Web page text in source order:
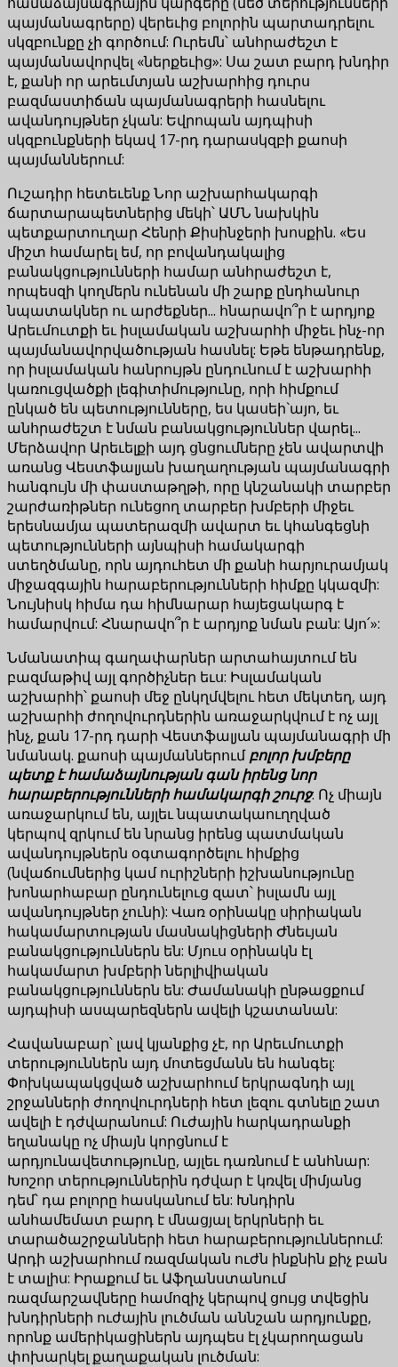
պայմանագրերը) վերեւից բոլորին պարտադրելու
սկզբունքը չի գործում: Ուրեմն՝ անհրաժեշտ է
պայմանավորվել «ներքեւից»: Սա շատ բարդ խնդիր
է, քանի որ արեւմտյան աշխարհից դուրս
բազմաստիճան պայմանագրերի հասնելու
ավանդույթներ չկան: Եվրոպան այդպիսի
սկզբունքների եկավ 17-րդ դարասկզբի քաոսի
պայմաններում:
Ուշադիր հետեւենք Նոր աշխարհակարգի
ճարտարապետներից մեկի՝ ԱՄՆ նախկին
պետքարտուղար Հենրի Քիսինջերի խոսքին. «Ես
միշտ համարել եմ, որ բովանդակալից
բանակցությունների համար անհրաժեշտ է,
որպեսզի կողմերն ունենան մի շարք ընդհանուր
նպատակներ ու արժեքներ... հնարավո՞ր է արդյոք
Արեւմուտքի եւ իսլամական աշխարհի միջեւ ինչ-որ
պայմանավորվածության հասնել: Եթե ենթադրենք,
որ իսլամական հանրույթն ընդունում է աշխարհի
կառուցվածքի լեգիտիմությունը, որի հիմքում
ընկած են պետությունները, ես կասեի`այո, եւ
անհրաժեշտ է նման բանակցություններ վարել...
Մերձավոր Արեւելքի այդ ցնցումները չեն ավարտվի
առանց Վեստֆալյան խաղաղության պայմանագրի
հանգույն մի փաստաթղթի, որը կնշանակի տարբեր
շարժառիթներ ունեցող տարբեր խմբերի միջեւ
երեսնամյա պատերազմի ավարտ եւ կհանգեցնի
պետությունների այնպիսի համակարգի
ստեղծմանը, որն այդուհետ մի քանի հարյուրամյակ
միջազգային հարաբերությունների հիմքը կկազմի:
Նույնիսկ հիմա դա հիմնարար հայեցակարգ է
համարվում: Հնարավո՞ր է արդյոք նման բան: Այո՛»:
Նմանատիպ գաղափարներ արտահայտում են
բազմաթիվ այլ գործիչներ եւս: Իսլամական
աշխարհի՝ քաոսի մեջ ընկղմվելու հետ մեկտեղ, այդ
աշխարհի ժողովուրդներին առաջարկվում է ոչ այլ
ինչ, քան 17-րդ դարի Վեստֆալյան պայմանագրի մի
նմանակ. քաոսի պայմաններումբոլոր խմբերը
պետք է համաձայնության գան իրենց նոր
հարաբերությունների համակարգի շուրջ: Ոչ միայն
առաջարկում են, այլեւ նպատակաուղղված
կերպով զրկում են նրանց իրենց պատմական
ավանդույթներն օգտագործելու հիմքից
(նվաճումներից կամ ուրիշների իշխանությունը
խոնարհաբար ընդունելուց զատ՝ իսլամն այլ
ավանդույթներ չունի): Վառ օրինակը սիրիական
հակամարտության մասնակիցների Ժնեւյան
բանակցություններն են: Մյուս օրինակն էլ
հակամարտ խմբերի ներլիվիական
բանակցություններն են: Ժամանակի ընթացքում
այդպիսի ասպարեզներն ավելի կշատանան:
Հավանաբար՝ լավ կյանքից չէ, որ Արեւմուտքի
տերություններն այդ մոտեցմանն են հանգել:
Փոխկապակցված աշխարհում երկրագնդի այլ
շրջանների ժողովուրդների հետ լեզու գտնելը շատ
ավելի է դժվարանում: Ուժային հարկադրանքի
եղանակը ոչ միայն կորցնում է
արդյունավետությունը, այլեւ դառնում է անհնար:
Խոշոր տերություններին դժվար է կռվել միմյանց
դեմ՝ դա բոլորը հասկանում են: Խնդիրն
անհամեմատ բարդ է մնացյալ երկրների եւ
տարածաշրջանների հետ հարաբերություններում:
Արդի աշխարհում ռազմական ուժն ինքնին քիչ բան
է տալիս: Իրաքում եւ Աֆղանստանում
ռազմարշավները համոզիչ կերպով ցույց տվեցին
խնդիրների ուժային լուծման աննշան արդյունքը,
որոնք ամերիկացիներն այդպես էլ չկարողացան
փոխարկել քաղաքական լուծման: